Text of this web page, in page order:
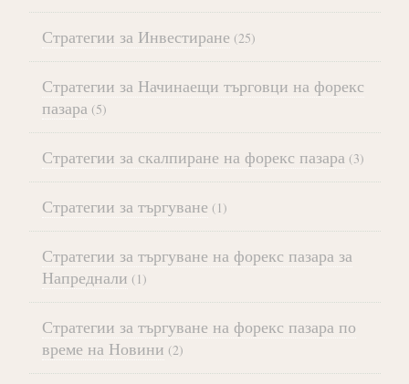
Стратегии за Инвестиране (25)
Стратегии за Начинаещи търговци на форекс
пазара (5)
Стратегии за скалпиране на форекс пазара (3)
Стратегии за търгуване (1)
Стратегии за търгуване на форекс пазара за
Напреднали (1)
Стратегии за търгуване на форекс пазара по
време на Новини (2)